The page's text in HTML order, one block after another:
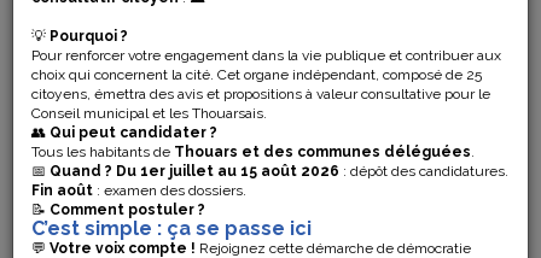
💡 Pourquoi ?
Pour renforcer votre engagement dans la vie publique et contribuer aux
choix qui concernent la cité. Cet organe indépendant, composé de 25
citoyens, émettra des avis et propositions à valeur consultative pour le
Conseil municipal et les Thouarsais.
👥 Qui peut candidater ?
Tous les habitants de Thouars et des communes déléguées.
📅 Quand ? Du 1er juillet au 15 août 2026 : dépôt des candidatures.
Fin août : examen des dossiers.
📝 Comment postuler ?
C’est simple : ça se passe ici
💬 Votre voix compte ! Rejoignez cette démarche de démocratie
GROUPE
SCOLAIRE DE
MAUZÉ
THOUARSAIS